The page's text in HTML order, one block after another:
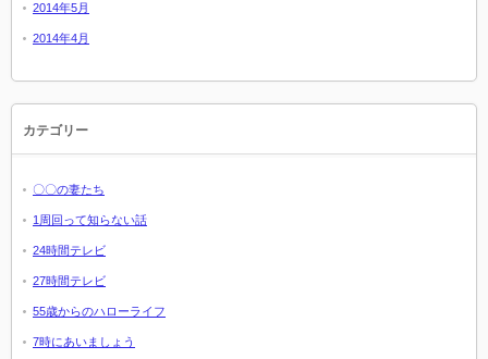
2014年5月
2014年4月
カテゴリー
〇〇の妻たち
1周回って知らない話
24時間テレビ
27時間テレビ
55歳からのハローライフ
7時にあいましょう